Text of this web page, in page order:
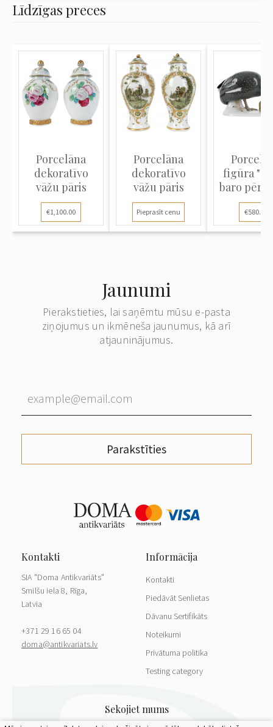
Līdzīgas preces
Porcelāna
dekoratīvo
vāžu pāris
€1,100.00
Porcelāna
dekoratīvo
vāžu pāris
Pieprasīt cenu
figūra
baro
€580.00
Jaunumi
Pierakstieties, lai saņēmtu mūsu e-pasta
ziņojumus un ikmēneša jaunumus, kā arī
atjauninājumus.
Parakstīties
SIA "Doma Antikvariāts"
Smilšu iela 8, Rīga,
Latvia
+371 29 16 65 04
doma@antikvariats.lv
Kontakti
Piedāvāt Senlietas
Dāvanu Sertifikāts
Noteikumi
Privātuma politika
Testing category